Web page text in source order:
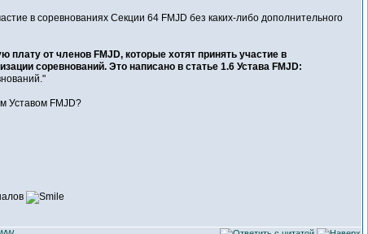
в соревнованиях Секции 64 FMJD без каких-либо дополнительного
плату от членов FMJD, которые хотят принять участие в
соревнований. Это написано в статье 1.6 Устава FMJD:
Уставом FMJD?